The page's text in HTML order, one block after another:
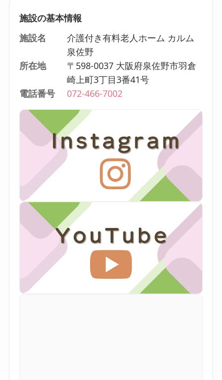
施設の基本情報
施設名
介護付き有料老人ホーム カルム
泉佐野
所在地
〒598-0037 大阪府泉佐野市羽倉
崎上町3丁目3番41号
電話番号
072-466-7002